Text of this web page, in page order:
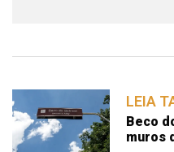
LEIA
Beco
muros